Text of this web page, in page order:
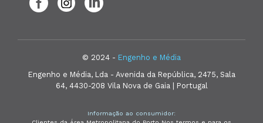
© 2024 - Engenho e Média
Engenho e Média, Lda - Avenida da República, 2475, Sala
64, 4430-208 Vila Nova de Gaia | Portugal
Informação ao consumidor: